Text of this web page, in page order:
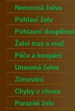
Nemocná želva
Pohlaví želv
Pohlavní dospělost
Želví trus a moč
Péče a koupání
Unavená želva
Zimování
Chyby v chovu
Parazité želv